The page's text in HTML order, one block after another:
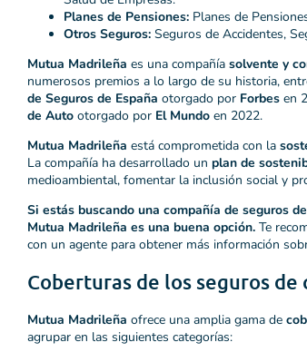
Planes de Pensiones: Planes de
Otros Seguros: Seguros de Accidentes,
Mutua Madrileña es una compañía solvente y
numerosos premios a lo largo de su historia,
de Seguros de España otorgado por Forbes en
de Auto otorgado por El Mundo en 2022.
Mutua Madrileña está comprometida con la
La compañía ha desarrollado un plan de
medioambiental, fomentar la inclusión social y
Si estás buscando una compañía de seguros
Mutua Madrileña es una buena opción. Te
con un agente para obtener más información
Coberturas de los seguros
Mutua Madrileña ofrece una amplia gama de
agrupar en las siguientes categorías: